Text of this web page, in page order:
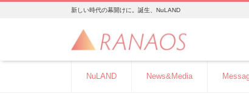
新しい時代の幕開けに。誕生、NuLAND
NuLAND News&Media